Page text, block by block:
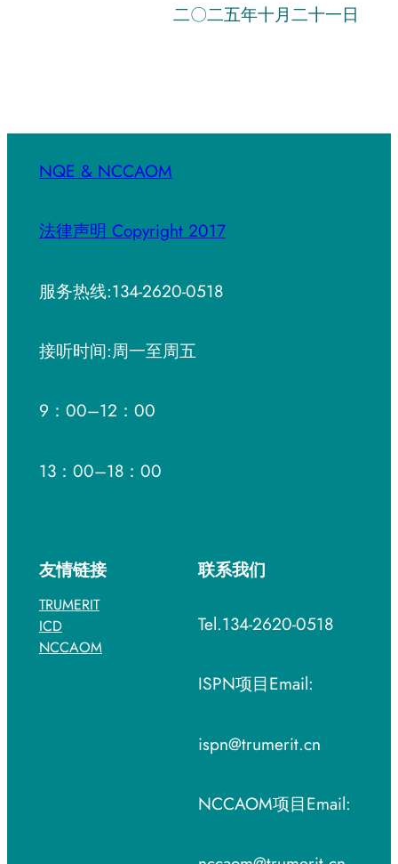
二〇二五年十月二十一日
NQE & NCCAOM
法律声明 Copyright 2017
服务热线:134-2620-0518
接听时间:周一至周五
9：00–12：00
13：00–18：00
友情链接
TRUMERIT
ICD
NCCAOM
联系我们
Tel.134-2620-0518
ISPN项目Email:
ispn@trumerit.cn
NCCAOM项目Email: